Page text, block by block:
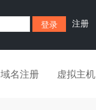
注册
域名注册 虚拟主机